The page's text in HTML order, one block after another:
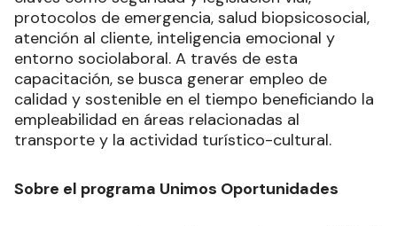
protocolos de emergencia, salud biopsicosocial,
atención al cliente, inteligencia emocional y
entorno sociolaboral. A través de esta
capacitación, se busca generar empleo de
calidad y sostenible en el tiempo beneficiando la
empleabilidad en áreas relacionadas al
transporte y la actividad turístico-cultural.
Sobre el programa Unimos Oportunidades